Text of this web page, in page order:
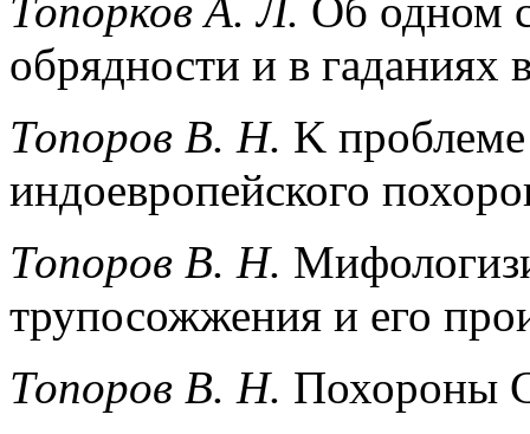
Топорков А. Л. Об одном
обрядности и в гаданиях
Топоров B. H. K
индоевропейского
Топоров В. Н.
трупосожжения и его
Топоров В. Н. Похороны